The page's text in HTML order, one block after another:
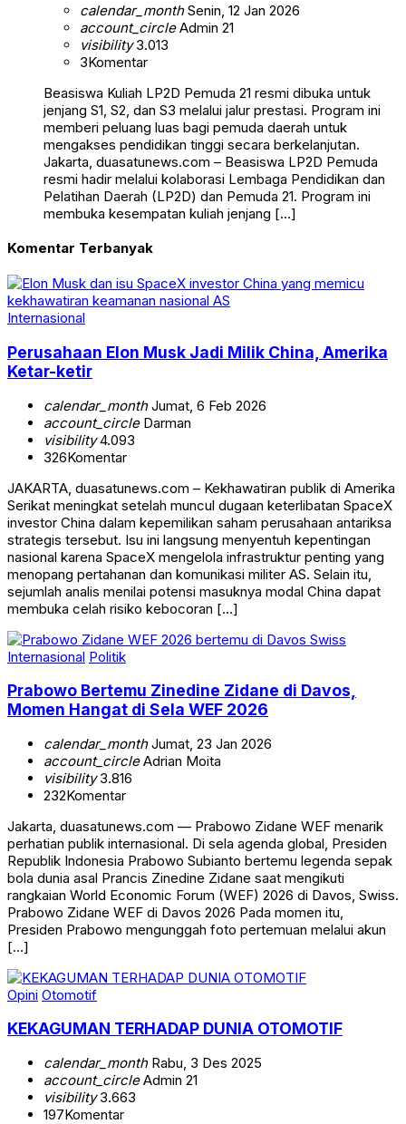
calendar_monthSenin, 12 Jan 2026
account_circleAdmin 21
visibility3.013
3Komentar
Beasiswa Kuliah LP2D Pemuda 21 resmi dibuka untuk
jenjang S1, S2, dan S3 melalui jalur prestasi. Program ini
memberi peluang luas bagi pemuda daerah untuk
mengakses pendidikan tinggi secara berkelanjutan.
Jakarta, duasatunews.com – Beasiswa LP2D Pemuda
resmi hadir melalui kolaborasi Lembaga Pendidikan dan
Pelatihan Daerah (LP2D) dan Pemuda 21. Program ini
membuka kesempatan kuliah jenjang […]
Komentar Terbanyak
Internasional
Perusahaan Elon Musk Jadi Milik China, Amerika
Ketar-ketir
calendar_monthJumat, 6 Feb 2026
account_circleDarman
visibility4.093
326Komentar
JAKARTA, duasatunews.com – Kekhawatiran publik di Amerika
Serikat meningkat setelah muncul dugaan keterlibatan SpaceX
investor China dalam kepemilikan saham perusahaan antariksa
strategis tersebut. Isu ini langsung menyentuh kepentingan
nasional karena SpaceX mengelola infrastruktur penting yang
menopang pertahanan dan komunikasi militer AS. Selain itu,
sejumlah analis menilai potensi masuknya modal China dapat
membuka celah risiko kebocoran […]
Internasional Politik
Prabowo Bertemu Zinedine Zidane di Davos,
Momen Hangat di Sela WEF 2026
calendar_monthJumat, 23 Jan 2026
account_circleAdrian Moita
visibility3.816
232Komentar
Jakarta, duasatunews.com — Prabowo Zidane WEF menarik
perhatian publik internasional. Di sela agenda global, Presiden
Republik Indonesia Prabowo Subianto bertemu legenda sepak
bola dunia asal Prancis Zinedine Zidane saat mengikuti
rangkaian World Economic Forum (WEF) 2026 di Davos, Swiss.
Prabowo Zidane WEF di Davos 2026 Pada momen itu,
Presiden Prabowo mengunggah foto pertemuan melalui akun
[…]
Opini Otomotif
KEKAGUMAN TERHADAP DUNIA OTOMOTIF
calendar_monthRabu, 3 Des 2025
account_circleAdmin 21
visibility3.663
197Komentar